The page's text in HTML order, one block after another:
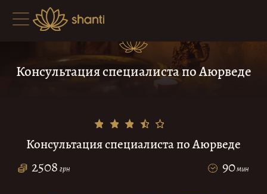
Консультация специалиста по Аюрведе
Консультация специалиста по Аюрведе
2508 грн 90мин